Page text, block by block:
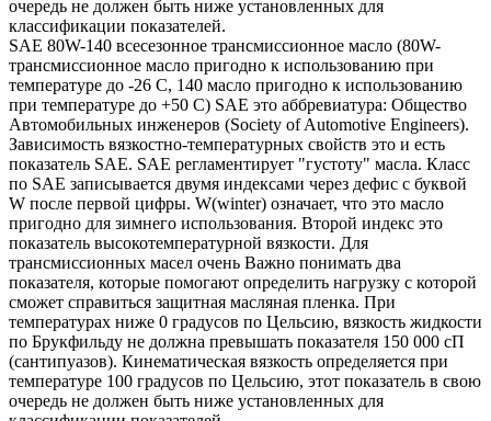
очередь не должен быть ниже установленных для
классификации показателей.
SAE 80W-140 всесезонное трансмиссионное масло (80W-
трансмиссионное масло пригодно к использованию при
температуре до -26 С, 140 масло пригодно к использованию
при температуре до +50 С) SAE это аббревиатура: Общество
Автомобильных инженеров (Society of Automotive Engineers).
Зависимость вязкостно-температурных свойств это и есть
показатель SAE. SAE регламентирует "густоту" масла. Класс
по SAE записывается двумя индексами через дефис с буквой
W после первой цифры. W(winter) означает, что это масло
пригодно для зимнего использования. Второй индекс это
показатель высокотемпературной вязкости. Для
трансмиссионных масел очень Важно понимать два
показателя, которые помогают определить нагрузку с которой
сможет справиться защитная масляная пленка. При
температурах ниже 0 градусов по Цельсию, вязкость жидкости
по Брукфильду не должна превышать показателя 150 000 сП
(сантипуазов). Кинематическая вязкость определяется при
температуре 100 градусов по Цельсию, этот показатель в свою
очередь не должен быть ниже установленных для